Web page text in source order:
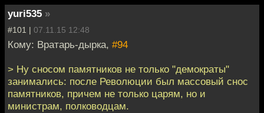
yuri535 »
#101 | 07.11.15 12:48
Кому: Вратарь-дырка, #94
> Ну сносом памятников не только "демократы"
занимались: после Революции был массовый снос
памятников, причем не только царям, но и
министрам, полководцам.